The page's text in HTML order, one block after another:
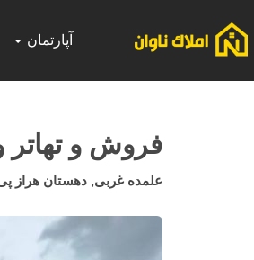
آپارتمان
فروش و تهاتر
علمده غربی, دهستان هراز